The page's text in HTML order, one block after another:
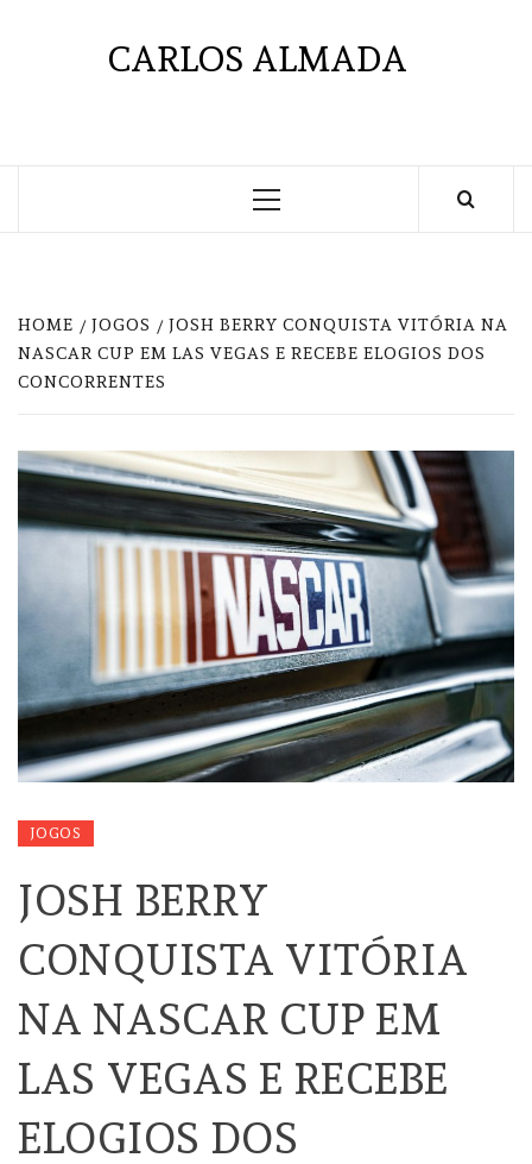
CARLOS ALMADA
Primary
HOME JOGOS
JOSH BERRY CONQUISTA VITÓRIA NA
NASCAR CUP EM LAS VEGAS E RECEBE ELOGIOS DOS
CONCORRENTES
JOGOS
JOSH BERRY
CONQUISTA VITÓRIA
NA NASCAR CUP EM
LAS VEGAS E RECEBE
ELOGIOS DOS